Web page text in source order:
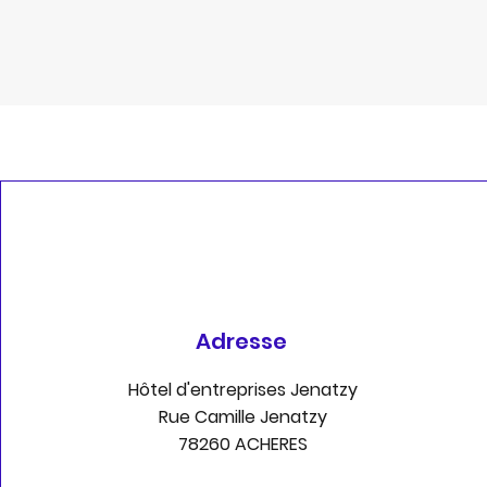
Adresse
Hôtel d'entreprises Jenatzy
Rue Camille Jenatzy
78260 ACHERES